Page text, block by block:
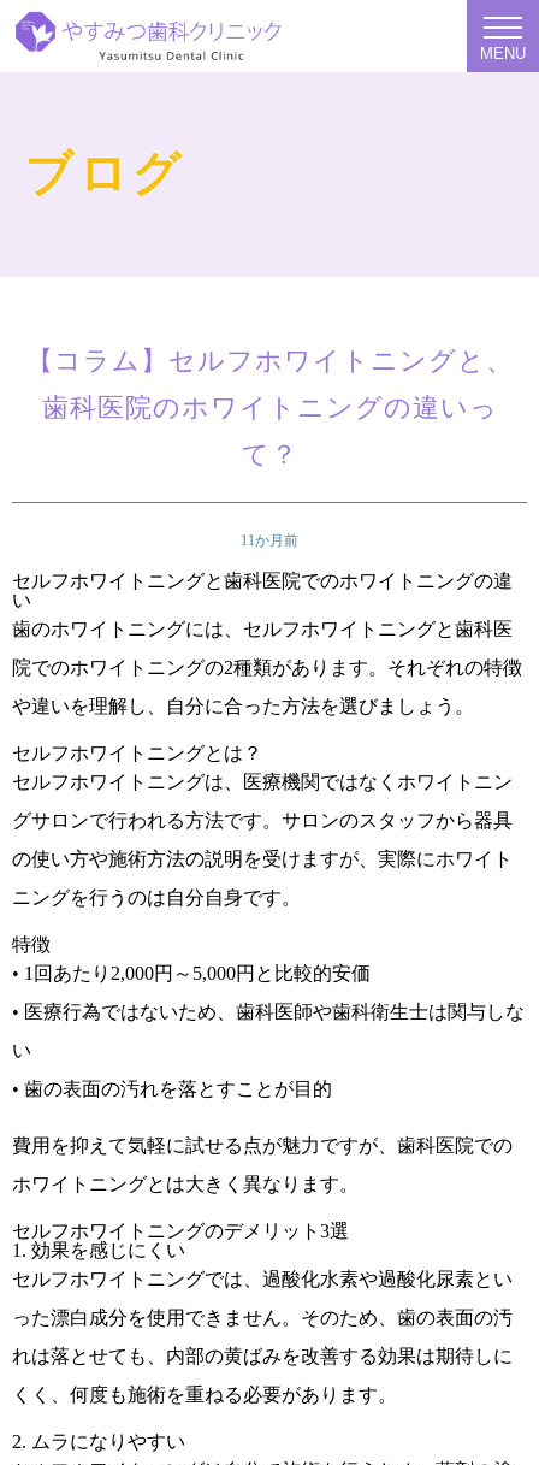
MENU
ブログ
【コラム】セルフホワイトニングと、
歯科医院のホワイトニングの違いっ
て？
11か月前
セルフホワイトニングと歯科医院でのホワイトニングの違
い
歯のホワイトニングには、セルフホワイトニングと歯科医
院でのホワイトニングの2種類があります。それぞれの特徴
や違いを理解し、自分に合った方法を選びましょう。
セルフホワイトニングとは？
セルフホワイトニングは、医療機関ではなくホワイトニン
グサロンで行われる方法です。サロンのスタッフから器具
の使い方や施術方法の説明を受けますが、実際にホワイト
ニングを行うのは自分自身です。
特徴
• 1回あたり2,000円～5,000円と比較的安価
• 医療行為ではないため、歯科医師や歯科衛生士は関与しな
い
• 歯の表面の汚れを落とすことが目的
費用を抑えて気軽に試せる点が魅力ですが、歯科医院での
ホワイトニングとは大きく異なります。
セルフホワイトニングのデメリット3選
1. 効果を感じにくい
セルフホワイトニングでは、過酸化水素や過酸化尿素とい
った漂白成分を使用できません。そのため、歯の表面の汚
れは落とせても、内部の黄ばみを改善する効果は期待しに
くく、何度も施術を重ねる必要があります。
2. ムラになりやすい